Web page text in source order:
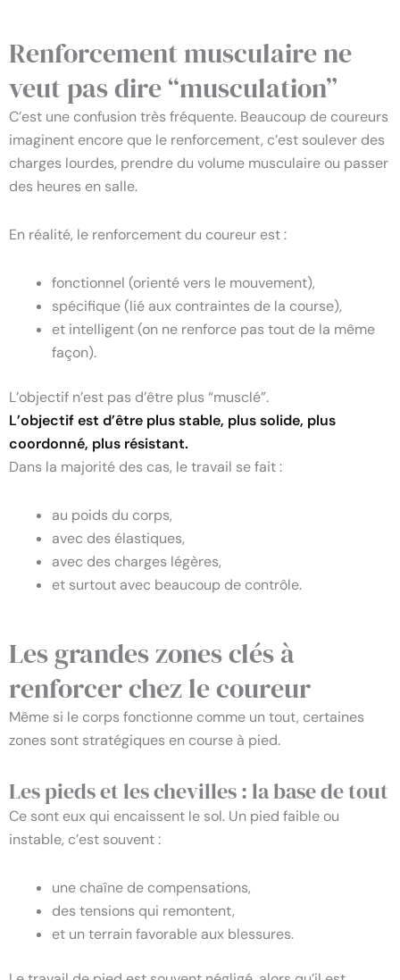
Renforcement musculaire ne
veut pas dire “musculation”
C’est une confusion très fréquente. Beaucoup de coureurs
imaginent encore que le renforcement, c’est soulever des
charges lourdes, prendre du volume musculaire ou passer
des heures en salle.
En réalité, le renforcement du coureur est :
fonctionnel (orienté vers le mouvement),
spécifique (lié aux contraintes de la course),
et intelligent (on ne renforce pas tout de la même
façon).
L’objectif n’est pas d’être plus “musclé”.
L’objectif est d’être plus stable, plus solide, plus
coordonné, plus résistant.
Dans la majorité des cas, le travail se fait :
au poids du corps,
avec des élastiques,
avec des charges légères,
et surtout avec beaucoup de contrôle.
Les grandes zones clés à
renforcer chez le coureur
Même si le corps fonctionne comme un tout, certaines
zones sont stratégiques en course à pied.
Les pieds et les chevilles : la base de tout
Ce sont eux qui encaissent le sol. Un pied faible ou
instable, c’est souvent :
une chaîne de compensations,
des tensions qui remontent,
et un terrain favorable aux blessures.